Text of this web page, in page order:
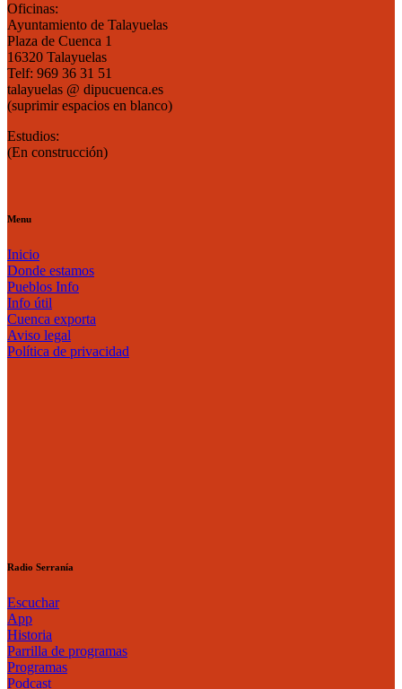
Oficinas:
Ayuntamiento de Talayuelas
Plaza de Cuenca 1
16320 Talayuelas
Telf: 969 36 31 51
talayuelas @ dipucuenca.es
(suprimir espacios en blanco)
Estudios:
(En construcción)
Menu
Inicio
Donde estamos
Pueblos Info
Info útil
Cuenca exporta
Aviso legal
Política de privacidad
Radio Serranía
Escuchar
App
Historia
Parrilla de programas
Programas
Podcast